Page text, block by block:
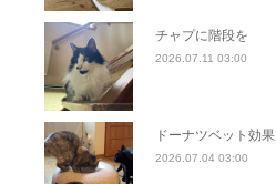
チャプに階段を
2026.07.11 03:00
ドーナツベット効果
2026.07.04 03:00